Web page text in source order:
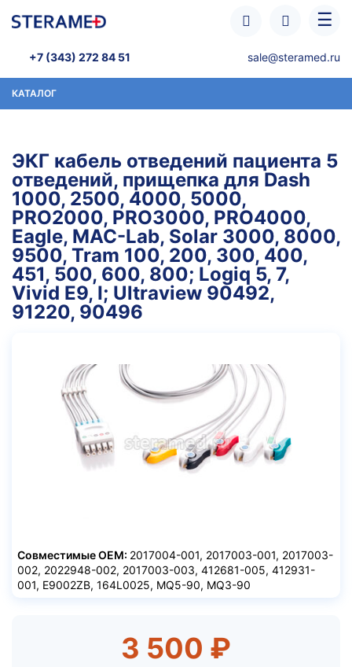
☰
+7 (343) 272 84 51 sale@steramed.ru
КАТАЛОГ
ЭКГ кабель отведений пациента 5
отведений, прищепка для Dash
1000, 2500, 4000, 5000,
PRO2000, PRO3000, PRO4000,
Eagle, MAC-Lab, Solar 3000, 8000,
9500, Tram 100, 200, 300, 400,
451, 500, 600, 800; Logiq 5, 7,
Vivid E9, I; Ultraview 90492,
91220, 90496
Совместимые ОЕМ: 2017004-001, 2017003-001, 2017003-
002, 2022948-002, 2017003-003, 412681-005, 412931-
001, E9002ZB, 164L0025, MQ5-90, MQ3-90
3 500 ₽